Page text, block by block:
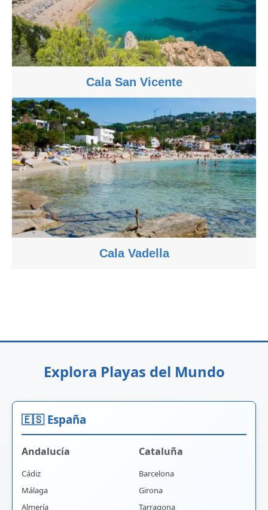
Cala San Vicente
Cala Vadella
Explora Playas del Mundo
🇪🇸 España
Andalucía
Cádiz
Málaga
Almería
Cataluña
Barcelona
Girona
Tarragona